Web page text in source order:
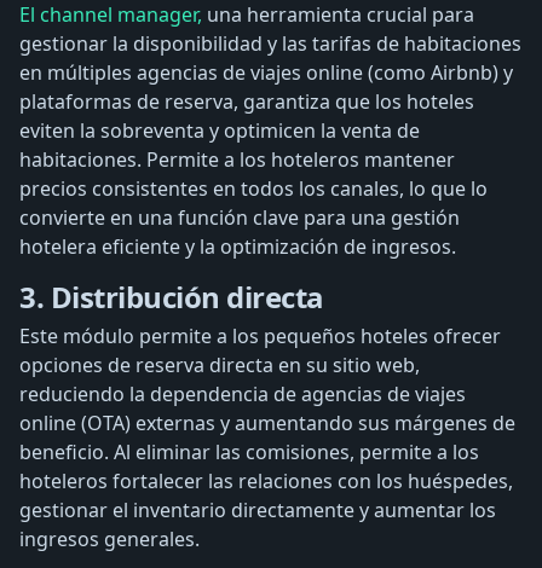
El channel manager, una herramienta crucial para
gestionar la disponibilidad y las tarifas de habitaciones
en múltiples agencias de viajes online (como Airbnb) y
plataformas de reserva, garantiza que los hoteles
eviten la sobreventa y optimicen la venta de
habitaciones. Permite a los hoteleros mantener
precios consistentes en todos los canales, lo que lo
convierte en una función clave para una gestión
hotelera eficiente y la optimización de ingresos.
3. Distribución directa
Este módulo permite a los pequeños hoteles ofrecer
opciones de reserva directa en su sitio web,
reduciendo la dependencia de agencias de viajes
online (OTA) externas y aumentando sus márgenes de
beneficio. Al eliminar las comisiones, permite a los
hoteleros fortalecer las relaciones con los huéspedes,
gestionar el inventario directamente y aumentar los
ingresos generales.